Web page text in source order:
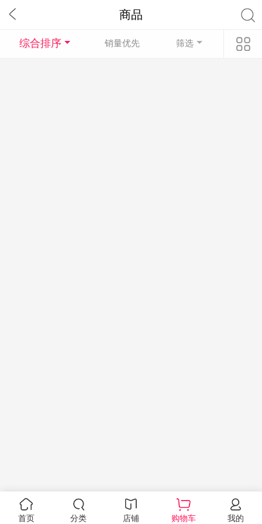
商品
综合排序 销量优先 筛选
首页 分类 店铺 购物车 我的